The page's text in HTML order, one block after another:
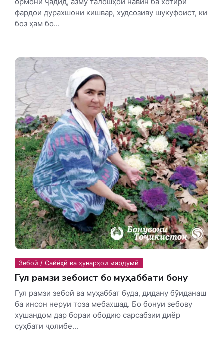
фардои дурахшони кишвар, худсозиву шукуфоист, ки
боз ҳам бо...
Зебоӣ / Сайёҳӣ ва ҳунарҳои мардумӣ
Гул рамзи зебоист бо муҳаббати бону
Гул рамзи зебоӣ ва муҳаббат буда, дидану бӯиданаш
ба инсон неруи тоза мебахшад. Бо бонуи зебову
хушандом дар бораи ободию сарсабзии диёр
суҳбати ҷолибе...